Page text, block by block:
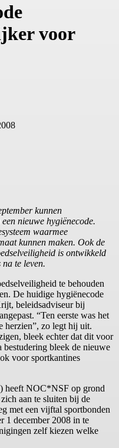
voor
kunnen
nieuwe hygiënecode.
waarmee
kunnen maken. Ook de
is ontwikkeld
te leven.
te behouden
De huidige hygiënecode
beleidsadviseur bij
“Ten eerste was het
herzien”, zo legt hij uit.
bleek echter dat dit voor
bestudering bleek de nieuwe
voor sportkantines
heeft NOC*NSF op grond
aan te sluiten bij de
met een vijftal sportbonden
1 december 2008 in te
zelf kiezen welke